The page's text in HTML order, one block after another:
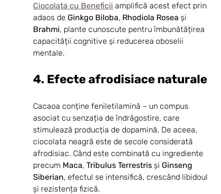
Ciocolata cu Beneficii amplifică acest efect prin
adaos de Ginkgo Biloba, Rhodiola Rosea și
Brahmi, plante cunoscute pentru îmbunătățirea
capacității cognitive și reducerea oboselii
mentale.
4. Efecte afrodisiace naturale
Cacaoa conține feniletilamină – un compus
asociat cu senzația de îndrăgostire, care
stimulează producția de dopamină. De aceea,
ciocolata neagră este de secole considerată
afrodisiac. Când este combinată cu ingrediente
precum Maca, Tribulus Terrestris și Ginseng
Siberian, efectul se intensifică, crescând libidoul
și rezistența fizică.